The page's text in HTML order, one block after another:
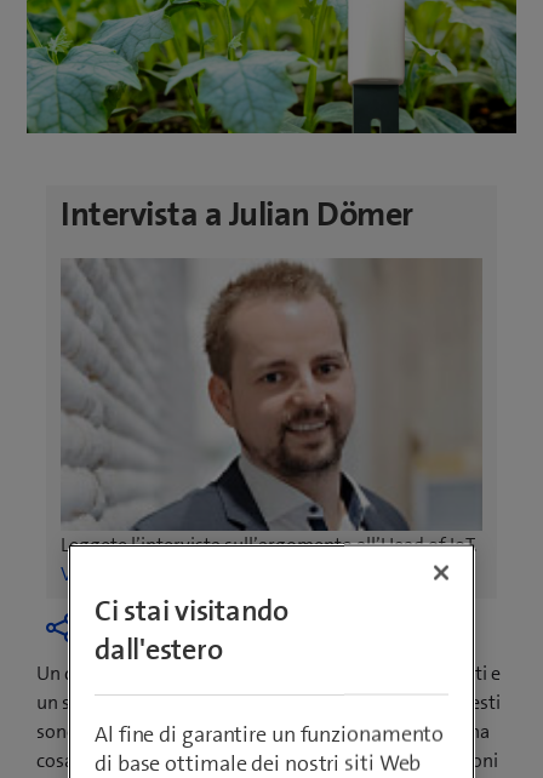
Intervista a Julian Dömer
Leggete l’intervista sull’argomento all’Head of IoT.
Vai all’intervista
Un dispositivo con sensori, una rete che trasmette dati e
un sistema che li elabora per poi innescare azioni. Questi
sono i componenti dell’internet delle cose. Sembra una
cosa complessa, ma già oggi porta tante semplificazioni
Ci stai visitando
dall'estero
Al fine di garantire un funzionamento
di base ottimale dei nostri siti Web